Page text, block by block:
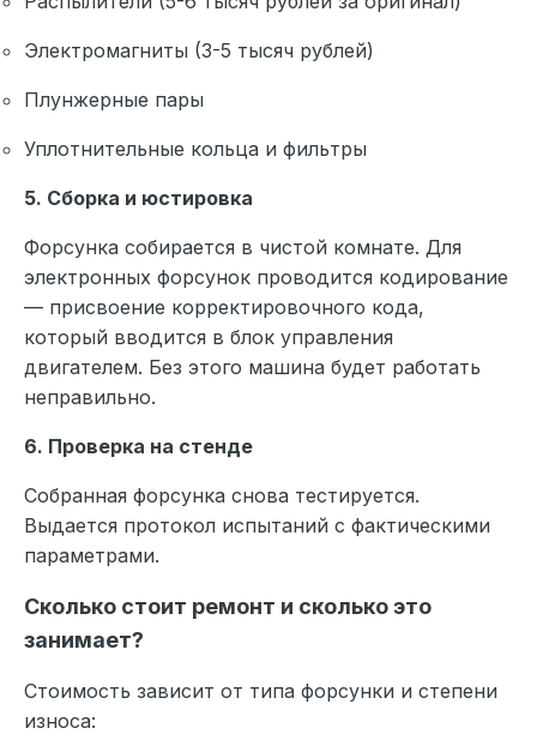
Электромагниты (3-5 тысяч рублей)
Плунжерные пары
Уплотнительные кольца и фильтры
5. Сборка и юстировка
Форсунка собирается в чистой комнате. Для
электронных форсунок проводится кодирование
— присвоение корректировочного кода,
который вводится в блок управления
двигателем. Без этого машина будет работать
неправильно.
6. Проверка на стенде
Собранная форсунка снова тестируется.
Выдается протокол испытаний с фактическими
параметрами.
Сколько стоит ремонт и сколько это
занимает?
Стоимость зависит от типа форсунки и степени
износа: